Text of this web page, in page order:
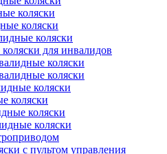
коляски
коляски
коляски
для инвалидов
коляски
коляски
коляски
коляски
коляски
коляски
с пультом управления